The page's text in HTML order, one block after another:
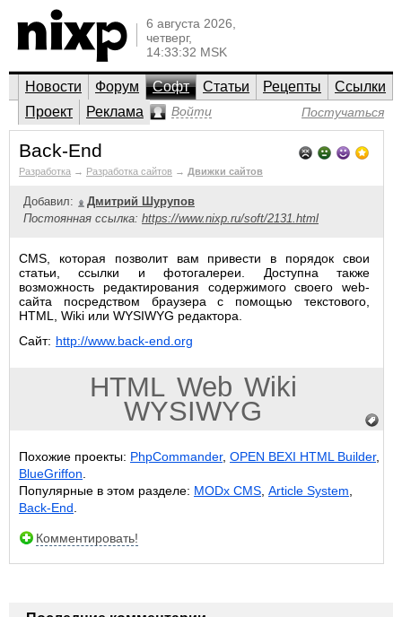
6 августа 2026,
четверг,
14:33:32 MSK
Новости Форум Софт Статьи Рецепты
Ссылки
Проект
Реклама Войти Постучаться
Back-End
Разработка → Разработка сайтов → Движки сайтов
Добавил:
Дмитрий Шурупов
Постоянная ссылка: https://www.nixp.ru/soft/2131.html
CMS, которая позволит вам привести в порядок свои
статьи, ссылки и фотогалереи. Доступна также
возможность редактирования содержимого своего web-
сайта посредством браузера с помощью текстового,
HTML, Wiki или WYSIWYG редактора.
Сайт: http://www.back-end.org
HTML Web Wiki
WYSIWYG
Похожие проекты: PhpCommander, OPEN BEXI HTML Builder,
BlueGriffon
Популярные в этом разделе: MODx CMS Article System
Back-End
Комментировать!